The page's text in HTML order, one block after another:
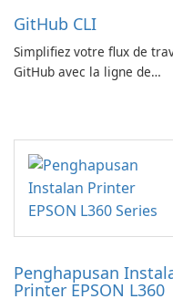
GitHub CLI
Simplifiez votre flux de
GitHub avec la ligne de
Penghapusan
Printer EPSON L360